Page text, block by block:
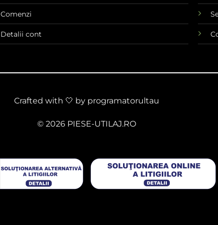
Comenzi
Detalii cont
Crafted with 🤍 by programatorultau
© 2026 PIESE-UTILAJ.RO